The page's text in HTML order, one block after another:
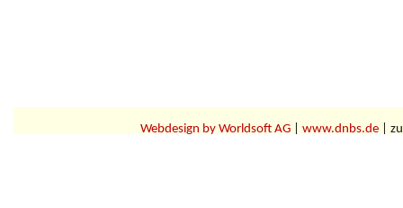
Webdesign by Worldsoft AG| www.dnbs.de|